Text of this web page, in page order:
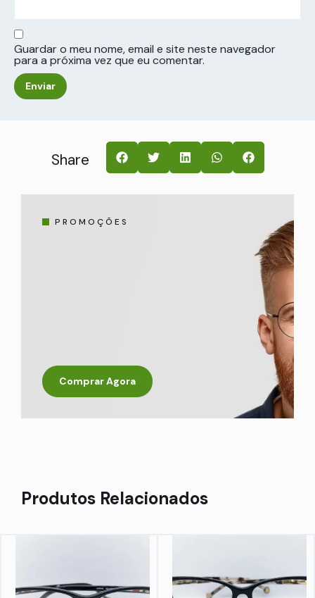
Guardar o meu nome, email e site neste navegador
para a próxima vez que eu comentar.
Share
PROMOÇÕES
Comprar Agora
Produtos Relacionados